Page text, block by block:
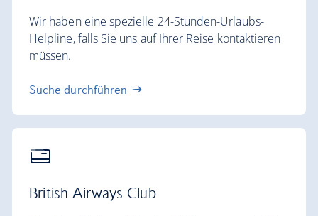
Wir haben eine spezielle 24-Stunden-Urlaubs-
Helpline, falls Sie uns auf Ihrer Reise kontaktieren
müssen.
Suche durchführen
British Airways Club